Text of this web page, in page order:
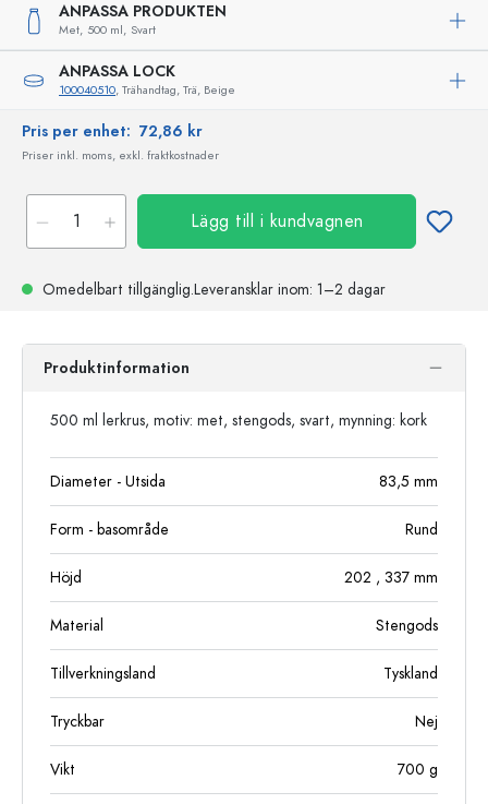
ANPASSA PRODUKTEN
Met, 500 ml, Svart
ANPASSA LOCK
100040510, Trähandtag, Trä, Beige
Pris per enhet: 72,86 kr
Priser inkl. moms, exkl. fraktkostnader
Lägg till i kundvagnen
Omedelbart tillgänglig.Leveransklar inom: 1–2 dagar
Produktinformation
500 ml lerkrus, motiv: met, stengods, svart, mynning: kork
Diameter - Utsida 83,5 mm
Form - basområde Rund
Höjd 202 , 337 mm
Material Stengods
Tillverkningsland Tyskland
Tryckbar Nej
Vikt 700 g